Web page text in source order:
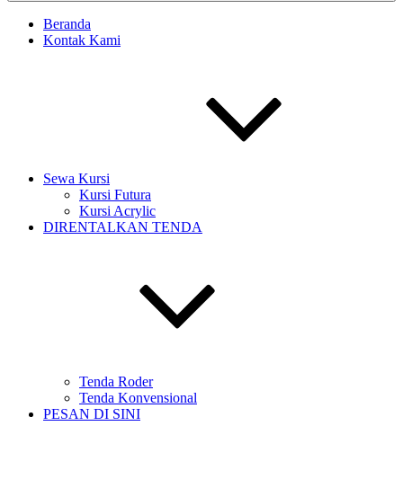
Beranda
Kontak Kami
Sewa Kursi
Kursi Futura
Kursi Acrylic
DIRENTALKAN TENDA
Tenda Roder
Tenda Konvensional
PESAN DI SINI